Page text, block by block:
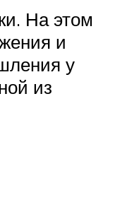
На этом
и
у
из